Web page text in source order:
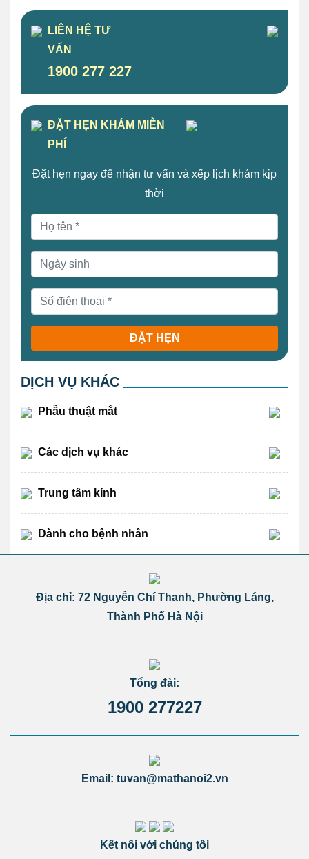
LIÊN HỆ TƯ
VẤN
1900 277 227
ĐẶT HẸN KHÁM MIỄN
PHÍ
Đặt hẹn ngay để nhận tư vấn và xếp lịch khám kịp
thời
ĐẶT HẸN
DỊCH VỤ KHÁC
Phẫu thuật mắt
Các dịch vụ khác
Trung tâm kính
Dành cho bệnh nhân
Địa chỉ: 72 Nguyễn Chí Thanh, Phường Láng,
Thành Phố Hà Nội
Tổng đài:
1900 277227
Email: tuvan@mathanoi2.vn
Kết nối với chúng tôi